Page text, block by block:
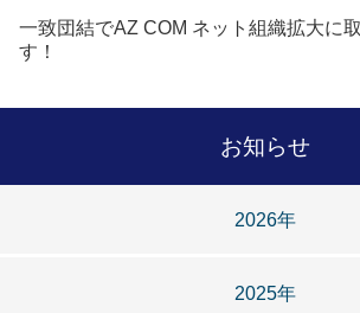
一致団結でAZ COM ネット組織拡大に
す！
お知らせ
2026年
2025年